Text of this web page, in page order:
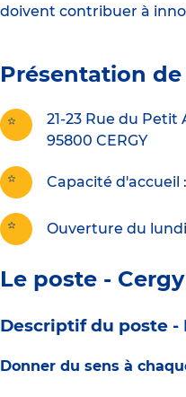
doivent contribuer à
Présentation
21-23 Rue du Petit
95800 CERGY
Capacité d'accueil
Ouverture du
Le poste - Cergy
Descriptif du poste -
Donner du sens à